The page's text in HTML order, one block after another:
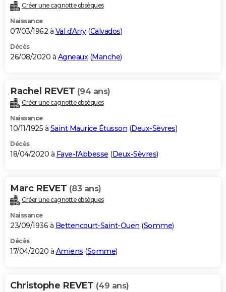
Créer une cagnotte obsèques
Naissance
07/03/1962 à Val d'Arry(Calvados)
Décès
26/08/2020 à Agneaux(Manche)
Rachel REVET (94 ans)
Créer une cagnotte obsèques
Naissance
10/11/1925 à Saint Maurice Étusson (Deux-Sèvres)
Décès
18/04/2020 à Faye-l'Abbesse (Deux-Sèvres)
Marc REVET (83 ans)
Créer une cagnotte obsèques
Naissance
23/09/1936 à Bettencourt-Saint-Ouen (Somme)
Décès
17/04/2020 à Amiens (Somme)
Christophe REVET (49 ans)